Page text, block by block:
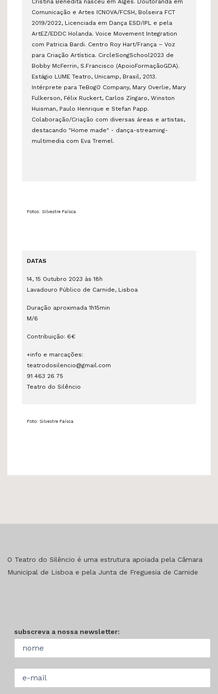
Cristina Benedita nasceu em Algés. Doutoranda em
Comunicação e Artes ICNOVA/FCSH, Bolseira FCT
2019/2022, Licenciada em Dança ESD/IPL e pela
ArtEZ/EDDC Holanda. Voice Movement Integration
com Patricia Bardi. Centro Roy Hart/França – Voz
para Criação Artística. CircleSongSchool2023 de
Bobby McFerrin, S.Francisco (ApoioFormaçãoGDA).
Estágio LUME Teatro, Unicamp, Brasil, 2013.
Intérprete para TeBogO Company, Mary Overlie, Mary
Fulkerson, Félix Ruckert, Carlos Zíngaro, Winston
Huisman, Paulo Henrique e Stefan Papp.
Colaboração/Criação com diversas áreas e artistas,
destacando "Home made" - dança-streaming-
multimedia com Eva Tremel.
Fotos: Silvestre Faísca
DATAS
14, 15 Outubro 2023 às 18h
Lavadouro Público de Carnide, Lisboa
Duração aproximada 1h15min
M/6
Contribuição: 6€
+info e marcações:
teatrodosilencio@gmail.com
91 463 26 75
Teatro do Silêncio
Foto: Silvestre Faísca
O Teatro do Silêncio é uma estrutura apoiada pela Câmara
Municipal de Lisboa e pela Junta de Freguesia de Carnide
subscreva a nossa newsletter: